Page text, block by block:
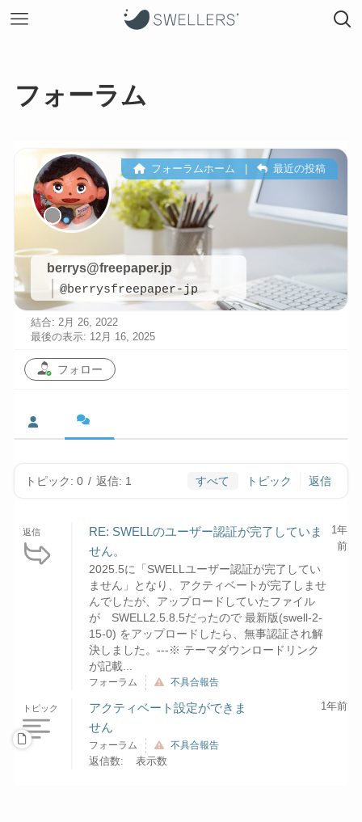
フォーラム
berrys@freepaper.jp
@berrysfreepaper-jp
フォーラムホーム | 最近の投稿
結合: 2月 26, 2022
最後の表示: 12月 16, 2025
フォロー
トピック: 0 / 返信: 1 すべて トピック 返信
返信
RE: SWELLのユーザー認証が完了していま
せん。
2025.5に「SWELLユーザー認証が完了してい
ません」となり、アクティベートが完了しませ
んでしたが、アップロードしていたファイル
が SWELL2.5.8.5だったので 最新版(swell-2-
15-0) をアップロードしたら、無事認証され解
決しました。---※ テーマダウンロードリンク
が記載...
1年
前
フォーラム 不具合報告
トピック
アクティベート設定ができま
せん
1年前
フォーラム 不具合報告
返信数: 表示数